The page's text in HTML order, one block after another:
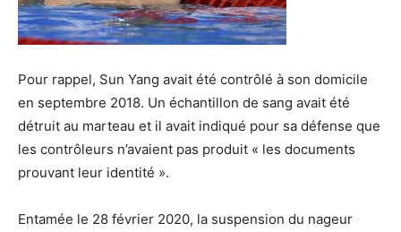
Pour rappel, Sun Yang avait été contrôlé à son domicile
en septembre 2018. Un échantillon de sang avait été
détruit au marteau et il avait indiqué pour sa défense que
les contrôleurs n’avaient pas produit « les documents
prouvant leur identité ».
Entamée le 28 février 2020, la suspension du nageur